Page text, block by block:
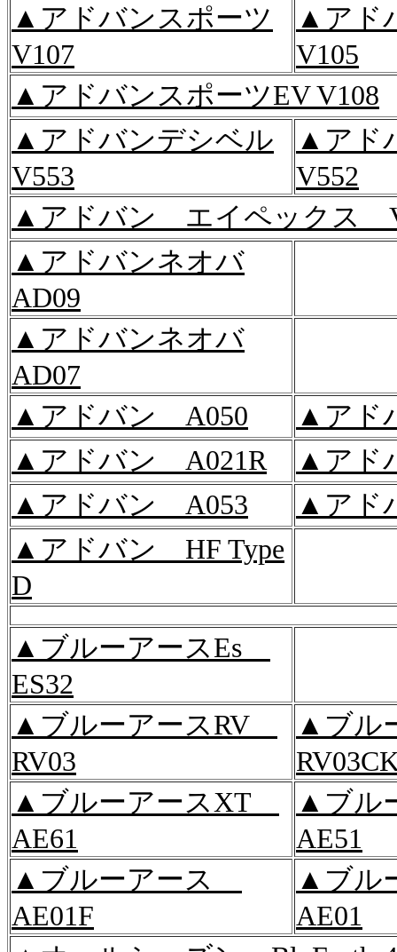
▲アドバンスポーツ
V107
▲アド
V105
▲アドバンスポーツEV V108
▲アドバンデシベル
V553
▲アド
V552
▲アドバン エイペックス
▲アドバンネオバ
AD09
▲アドバンネオバ
AD07
▲アドバン A050
▲アド
▲アドバン A021R
▲アド
▲アドバン A053
▲アド
▲アドバン HF Type
D
▲ブルーアースEs
ES32
▲ブルーアースRV
RV03
▲ブル
▲ブルーアースXT
AE61
▲ブル
AE51
▲ブルーアース
AE01F
▲ブ
AE01